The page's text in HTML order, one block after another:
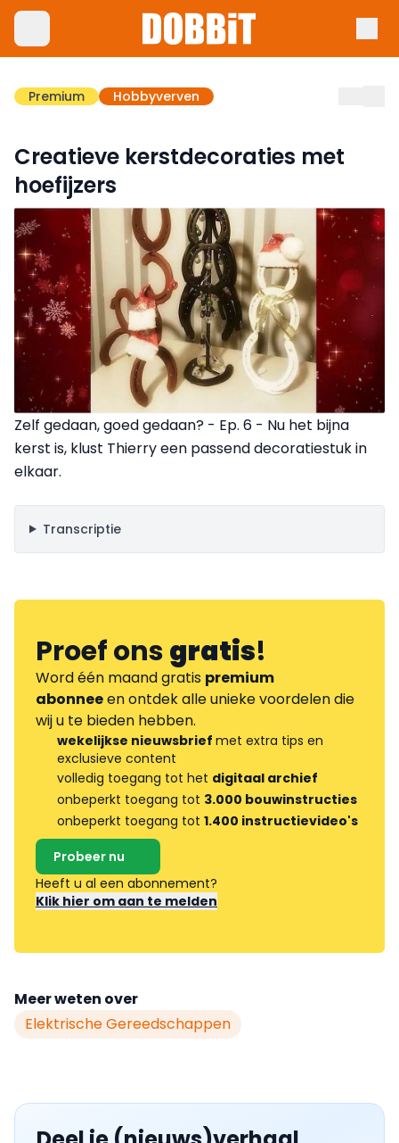
Premium Hobbyverven
Creatieve kerstdecoraties met
hoefijzers
Zelf gedaan, goed gedaan? - Ep. 6 - Nu het bijna
kerst is, klust Thierry een passend decoratiestuk in
elkaar.
Transcriptie
Proef onsgratis!
Word één maand gratis premium
abonneeen ontdek alle unieke voordelen die
wij u te bieden hebben.
wekelijkse nieuwsbrief met extra tips en
exclusieve content
volledig toegang tot het digitaal archief
onbeperkt toegang tot 3.000 bouwinstructies
onbeperkt toegang tot 1.400 instructievideo's
Probeer nu
Heeft u al een abonnement?
Klik hier om aan te melden
Meer weten over
Elektrische Gereedschappen